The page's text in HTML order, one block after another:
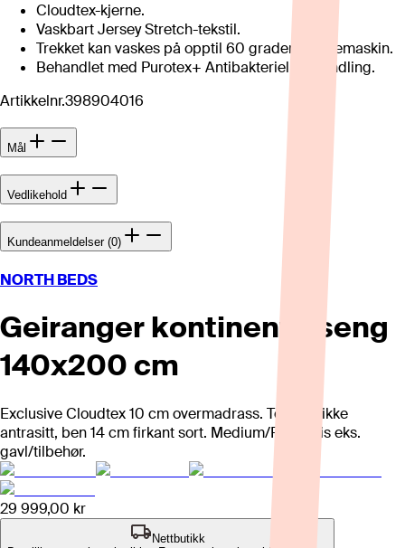
Cloudtex-kjerne.
Vaskbart Jersey Stretch-tekstil.
Trekket kan vaskes på opptil 60 grader i vaskemaskin.
Behandlet med Purotex+ Antibakteriell behandling.
Artikkelnr.398904016
Mål
Vedlikehold
Kundeanmeldelser (0)
NORTH BEDS
Geiranger kontinentalseng
140x200 cm
Exclusive Cloudtex 10 cm overmadrass. Tekstil Rikke
antrasitt, ben 14 cm firkant sort. Medium/Fast. Pris eks.
gavl/tilbehør.
29 999,00 kr
Nettbutikk